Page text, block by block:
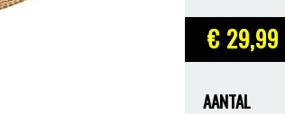
€ 29,99
AANTAL